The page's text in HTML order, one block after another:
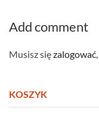
Add comment
Musisz sięzalogować
KOSZYK